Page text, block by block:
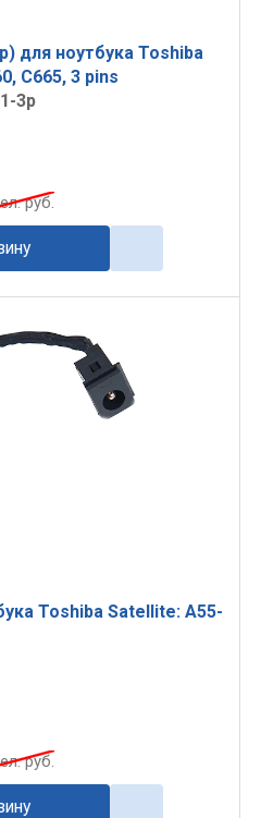
для ноутбука Toshiba
C665, 3 pins
3p
руб.
Toshiba Satellite: A55-
руб.